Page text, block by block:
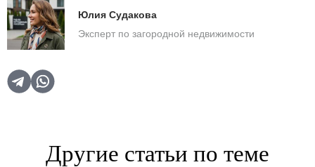
Юлия Судакова
Эксперт по загородной недвижимости
Другие статьи по теме